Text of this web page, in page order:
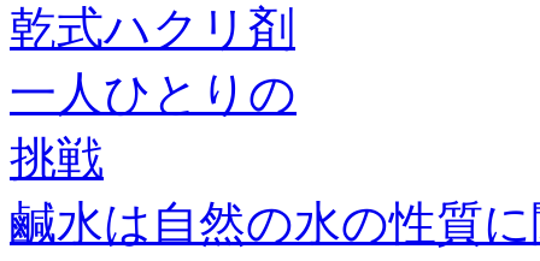
乾式ハクリ剤
一人ひとりの
挑戦
鹹水は自然の水の性質